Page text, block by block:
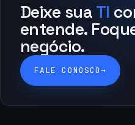
Deixe sua TI
entende.
negócio.
FALE CONOSCO→